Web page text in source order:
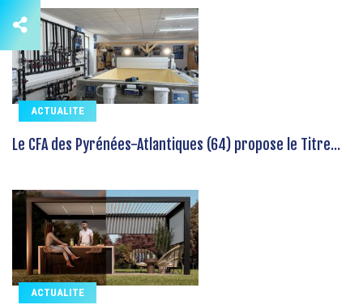
ACTUALITE
Le CFA des Pyrénées-Atlantiques (64) propose le Titre...
ACTUALITE